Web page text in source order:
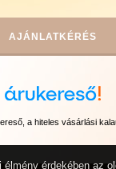
AJÁNLATKÉRÉS
a hiteles vásárlási
élmény érdekében az